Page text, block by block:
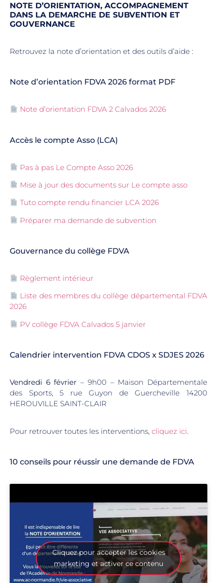
NOTE D’ORIENTATION, ACCOMPAGNEMENT
DANS LA DEMARCHE DE SUBVENTION ET
GOUVERNANCE
Retrouvez la note d’orientation et des outils d’aide :
Note d’orientation FDVA 2026 format PDF
Note d’orientation FDVA 2 Calvados 2026
Accès le compte Asso (LCA)
Pas à pas Le Compte Asso 2026
Mise à jour des documents sur Le compte asso
Tuto compte rendu financier LCA 2026
Préparer ma demande de subvention
Gouvernance du collège FDVA
Règlement intérieur
Liste des membres du collège départemental FDVA
2026
PV collège FDVA Calvados 5 janvier
Calendrier intervention FDVA CDOS x SDJES 2026
Vendredi 6 février – 9h00 – Maison Départementale
des Sports, 5 rue Guyon de Guercheville 14200
HEROUVILLE SAINT-CLAIR
Pour retrouver toutes les interventions, cliquez ici.
10 conseils pour réussir une demande de FDVA
Cliquez pour accepter les cookies
marketing et activer ce contenu